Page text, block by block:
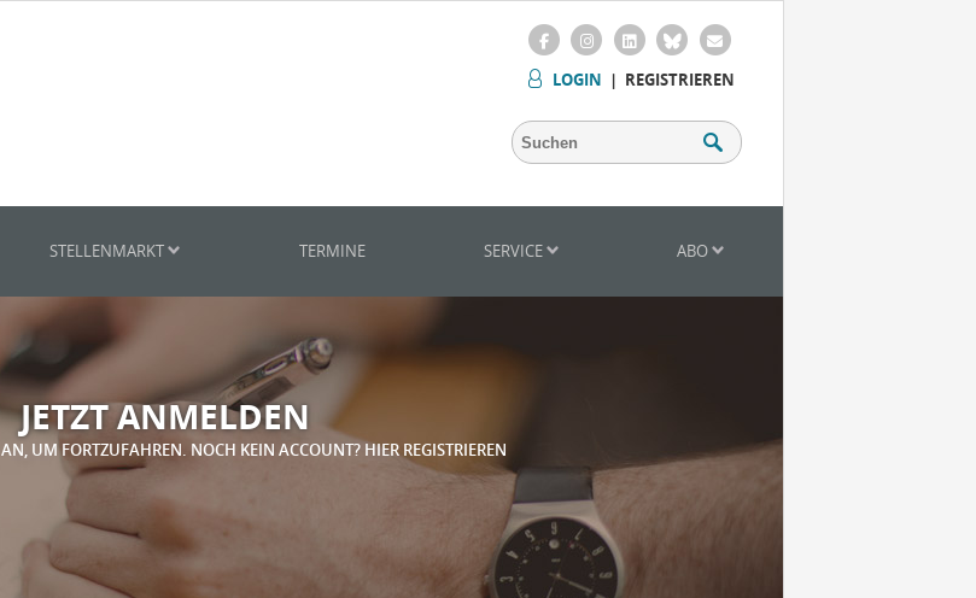
LOGIN | REGISTRIEREN
STELLENMARKT TERMINE SERVICE ABO
JETZT ANMELDEN
UM FORTZUFAHREN. NOCH KEIN ACCOUNT? HIER REGISTRIEREN